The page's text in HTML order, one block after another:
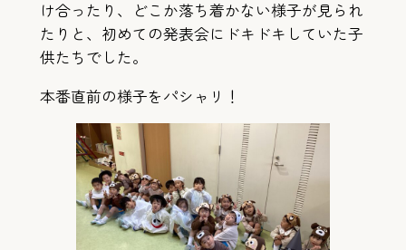
け合ったり、どこか落ち着かない様子が見られ
たりと、初めての発表会にドキドキしていた子
供たちでした。
本番直前の様子をパシャリ！